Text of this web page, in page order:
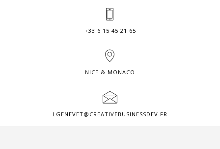
+33 6 15 45 21 65
NICE & MONACO
LGENEVET@CREATIVEBUSINESSDEV.FR